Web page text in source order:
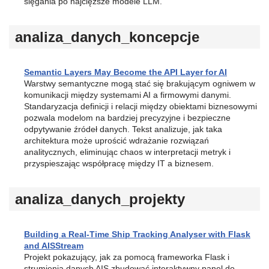
analiza_danych_koncepcje
Semantic Layers May Become the API Layer for AI
Warstwy semantyczne mogą stać się brakującym ogniwem w
komunikacji między systemami AI a firmowymi danymi.
Standaryzacja definicji i relacji między obiektami biznesowymi
pozwala modelom na bardziej precyzyjne i bezpieczne
odpytywanie źródeł danych. Tekst analizuje, jak taka
architektura może uprościć wdrażanie rozwiązań
analitycznych, eliminując chaos w interpretacji metryk i
przyspieszając współpracę między IT a biznesem.
analiza_danych_projekty
Building a Real-Time Ship Tracking Analyser with Flask
and AISStream
Projekt pokazujący, jak za pomocą frameworka Flask i